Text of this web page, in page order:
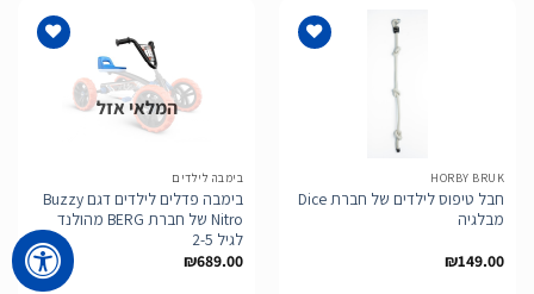
HORBY BRUK
חבל טיפוס לילדים של חברת Dice
מבלגיה
₪149.00
המלאי אזל
בימבה לילדים
בימבה פדלים לילדים דגם Buzzy
Nitro של חברת BERG מהולנד
לגיל 2-5
₪689.00